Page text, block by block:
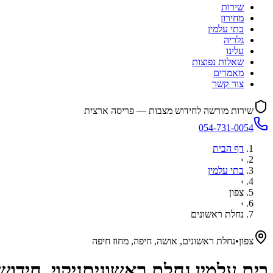
שירות
מחירון
בתי עלמין
גלריה
עלינו
שאלות נפוצות
מאמרים
צור קשר
שירות מורשה לחידוש מצבות — פריסה ארצית
054-731-0054
דף הבית
›
בתי עלמין
›
צפון
›
נחלת ראשונים
צפון•נחלת ראשונים, אושה, חיפה, מחוז חיפה